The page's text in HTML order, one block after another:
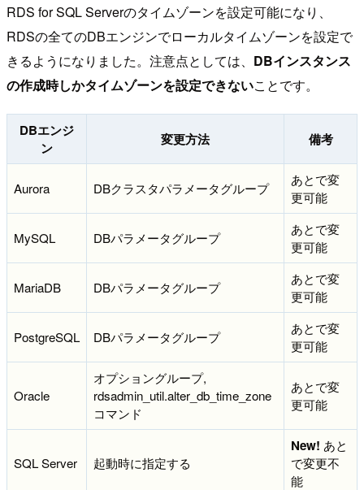
RDS for SQL Serverのタイムゾーンを設定可能になり、
RDSの全てのDBエンジンでローカルタイムゾーンを設定で
きるようになりました。注意点としては、 DBインスタンス
の作成時しかタイムゾーンを設定できないことです。
DBエンジ
ン
変更方法 備考
Aurora DBクラスタパラメータグループ
あとで変
更可能
MySQL DBパラメータグループ
あとで変
更可能
MariaDB DBパラメータグループ
あとで変
更可能
PostgreSQL DBパラメータグループ
あとで変
更可能
Oracle
オプショングループ,
rdsadmin_util.alter_db_time_zone
コマンド
あとで変
更可能
SQL Server 起動時に指定する
New! あと
で変更不
能